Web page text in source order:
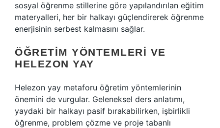
sosyal öğrenme stillerine göre yapılandırılan eğitim
materyalleri, her bir halkayı güçlendirerek öğrenme
enerjisinin serbest kalmasını sağlar.
ÖĞRETIM YÖNTEMLERI VE
HELEZON YAY
Helezon yay metaforu öğretim yöntemlerinin
önemini de vurgular. Geleneksel ders anlatımı,
yaydaki bir halkayı pasif bırakabilirken, işbirlikli
öğrenme, problem çözme ve proje tabanlı